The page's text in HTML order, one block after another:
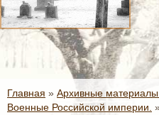
Главная » Архивные материалы.
Военные Российской империи.